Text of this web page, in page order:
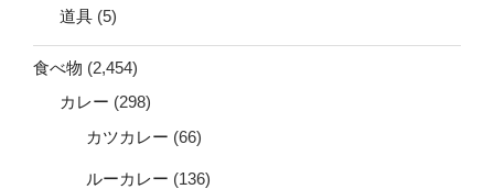
道具 (5)
食べ物 (2,454)
カレー (298)
カツカレー (66)
ルーカレー (136)